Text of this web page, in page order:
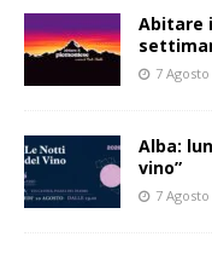
Abitare
7
Alba:
vino”
7